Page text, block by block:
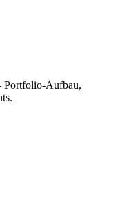
Portfolio-Aufbau,